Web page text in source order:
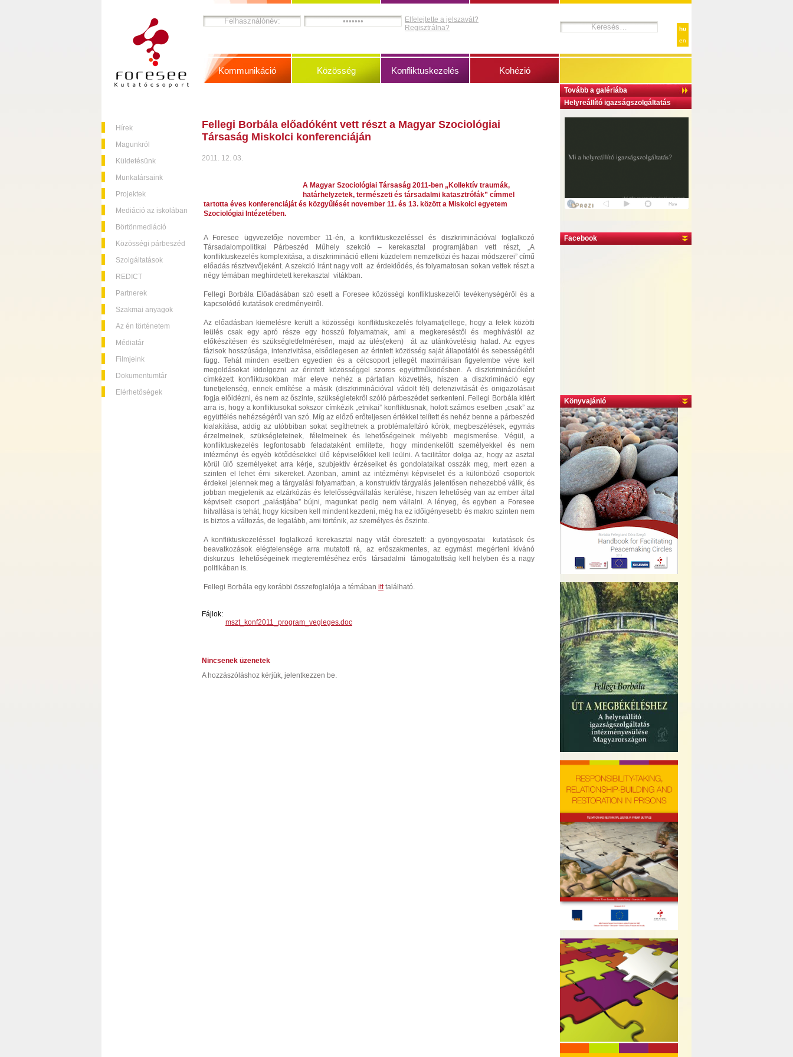
Hírek
Magunkról
Küldetésünk
Munkatársaink
Projektek
Mediáció az iskolában
Börtönmediáció
Közösségi párbeszéd
Szolgáltatások
REDICT
Partnerek
Szakmai anyagok
Az én történetem
Médiatár
Filmjeink
Dokumentumtár
Elérhetőségek
hu
en
Tovább a galériába
Helyreállító igazságszolgáltatás
Facebook
Könyvajánló
Elfelejtette a jelszavát?
Regisztrálna?
Kommunikáció Közösség Konfliktuskezelés Kohézió
Fellegi Borbála előadóként vett részt a Magyar Szociológiai
Társaság Miskolci konferenciáján
2011. 12. 03.
A Magyar Szociológiai Társaság 2011-ben „Kollektív traumák,
határhelyzetek, természeti és társadalmi katasztrófák” címmel
tartotta éves konferenciáját és közgyűlését november 11. és 13. között a Miskolci egyetem
Szociológiai Intézetében.
A Foresee ügyvezetője november 11-én, a konfliktuskezeléssel és diszkriminációval foglalkozó
Társadalompolitikai Párbeszéd Műhely szekció – kerekasztal programjában vett részt, „A
konfliktuskezelés komplexitása, a diszkrimináció elleni küzdelem nemzetközi és hazai módszerei” című
előadás résztvevőjeként. A szekció iránt nagy volt az érdeklődés, és folyamatosan sokan vettek részt a
négy témában meghirdetett kerekasztal vitákban.
Fellegi Borbála Előadásában szó esett a Foresee közösségi konfliktuskezelői tevékenységéről és a
kapcsolódó kutatások eredményeiről.
Az előadásban kiemelésre került a közösségi konfliktuskezelés folyamatjellege, hogy a felek közötti
leülés csak egy apró része egy hosszú folyamatnak, ami a megkereséstől és meghívástól az
előkészítésen és szükségletfelmérésen, majd az ülés(eken) át az utánkövetésig halad. Az egyes
fázisok hosszúsága, intenzivitása, elsődlegesen az érintett közösség saját állapotától és sebességétől
függ. Tehát minden esetben egyedien és a célcsoport jellegét maximálisan figyelembe véve kell
megoldásokat kidolgozni az érintett közösséggel szoros együttműködésben. A diszkriminációként
címkézett konfliktusokban már eleve nehéz a pártatlan közvetítés, hiszen a diszkrimináció egy
tünetjelenség, ennek említése a másik (diszkriminációval vádolt fél) defenzivitását és önigazolásait
fogja előidézni, és nem az őszinte, szükségletekről szóló párbeszédet serkenteni. Fellegi Borbála kitért
arra is, hogy a konfliktusokat sokszor címkézik „etnikai” konfliktusnak, holott számos esetben „csak” az
együttélés nehézségéről van szó. Míg az előző erőteljesen értékkel telített és nehéz benne a párbeszéd
kialakítása, addig az utóbbiban sokat segíthetnek a problémafeltáró körök, megbeszélések, egymás
érzelmeinek, szükségleteinek, félelmeinek és lehetőségeinek mélyebb megismerése. Végül, a
konfliktuskezelés legfontosabb feladataként említette, hogy mindenkelőtt személyekkel és nem
intézményi és egyéb kötődésekkel ülő képviselőkkel kell leülni. A facilitátor dolga az, hogy az asztal
körül ülő személyeket arra kérje, szubjektív érzéseiket és gondolataikat osszák meg, mert ezen a
szinten el lehet érni sikereket. Azonban, amint az intézményi képviselet és a különböző csoportok
érdekei jelennek meg a tárgyalási folyamatban, a konstruktív tárgyalás jelentősen nehezebbé válik, és
jobban megjelenik az elzárkózás és felelősségvállalás kerülése, hiszen lehetőség van az ember által
képviselt csoport „palástjába” bújni, magunkat pedig nem vállalni. A lényeg, és egyben a Foresee
hitvallása is tehát, hogy kicsiben kell mindent kezdeni, még ha ez időigényesebb és makro szinten nem
is biztos a változás, de legalább, ami történik, az személyes és őszinte.
A konfliktuskezeléssel foglalkozó kerekasztal nagy vitát ébresztett: a gyöngyöspatai kutatások és
beavatkozások elégtelensége arra mutatott rá, az erőszakmentes, az egymást megérteni kívánó
diskurzus lehetőségeinek megteremtéséhez erős társadalmi támogatottság kell helyben és a nagy
politikában is.
Fellegi Borbála egy korábbi összefoglalója a témában itttalálható.
Fájlok:
mszt_konf2011_program_vegleges.doc
Nincsenek üzenetek
A hozzászóláshoz kérjük, jelentkezzen be.